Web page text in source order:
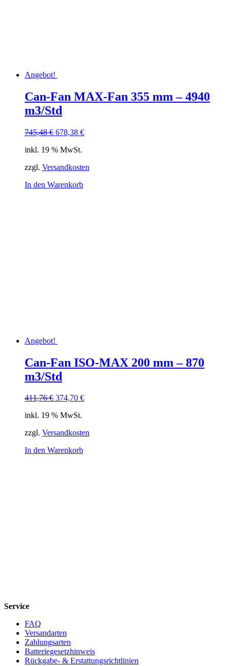
Angebot!
Can-Fan MAX-Fan 355 mm – 4940
m3/Std
745,48€ Ursprünglicher
war:
678,38 €Aktueller
inkl. 19 % MwSt.
zzgl. Versandkosten
In den Warenkorb
Angebot!
Can-Fan ISO-MAX 200 mm – 870
m3/Std
411,76€ Ursprünglicher
war:
374,70 €Aktueller
inkl. 19 % MwSt.
zzgl. Versandkosten
In den Warenkorb
Service
FAQ
Versandarten
Zahlungsarten
Batteriegesetzhinweis
Rückgabe- & Erstattungsrichtlinien